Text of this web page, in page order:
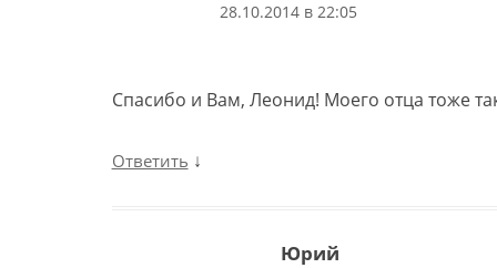
28.10.2014 в 22:05
Спасибо и Вам, Леонид! Моего отца тоже
Ответить ↓
Юрий